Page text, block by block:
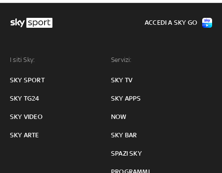
I siti Sky:
SKY SPORT
SKY TG24
SKY VIDEO
SKY ARTE
Servizi:
SKY TV
SKY APPS
NOW
SKY BAR
SPAZI SKY
ACCEDI A SKY GO